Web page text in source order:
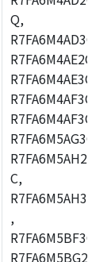
Q,
C,
,